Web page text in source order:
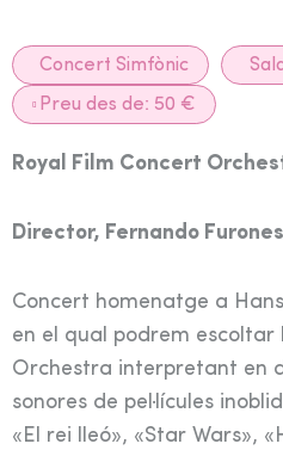
Concert Simfònic
Preu des de: 50 €
Royal Film Concert
Director, Fernando Furones
Concert homenatge a
en el qual podrem escoltar
Orchestra interpretant en
sonores de pel·lícules
«El rei lleó», «Star Wars»,